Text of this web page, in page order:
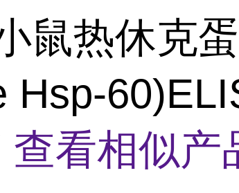
鼠热休克
Hsp-
查看相似